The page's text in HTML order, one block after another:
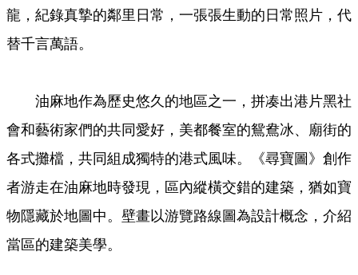
龍，紀錄真摯的鄰里日常，一張張生動的日常照片，代
替千言萬語。
油麻地作為歷史悠久的地區之一，拼凑出港片黑社
會和藝術家們的共同愛好，美都餐室的鴛鴦冰、廟街的
各式攤檔，共同組成獨特的港式風味。《尋寶圖》創作
者游走在油麻地時發現，區內縱橫交錯的建築，猶如寶
物隱藏於地圖中。壁畫以游覽路線圖為設計概念，介紹
當區的建築美學。